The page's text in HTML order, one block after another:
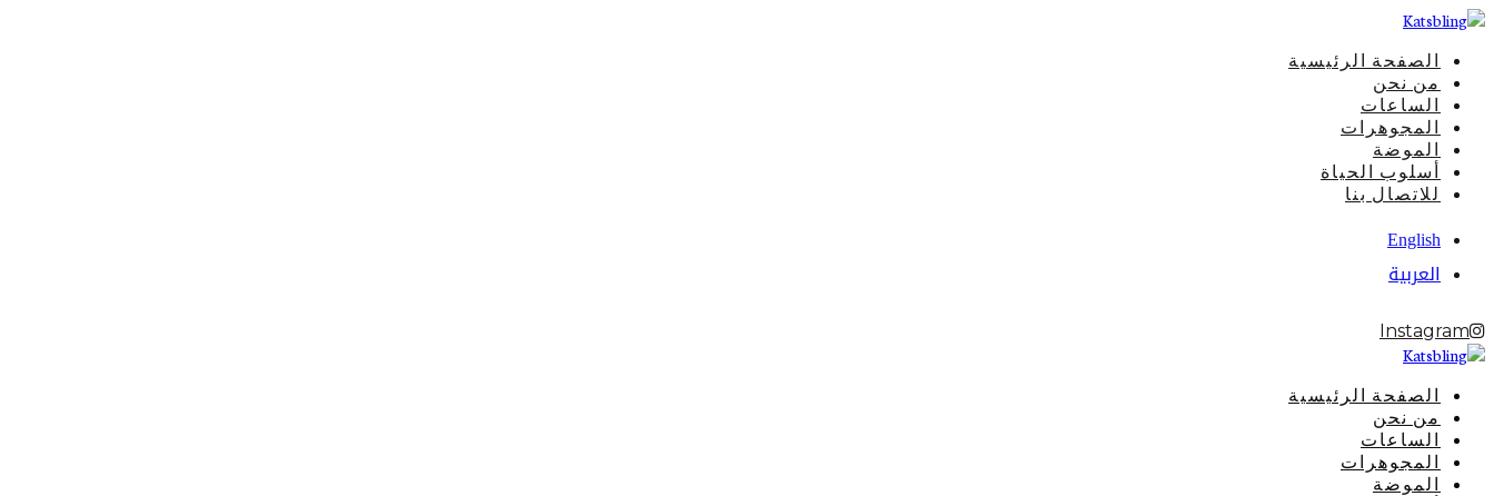
الصفحة الرئيسية
من نحن
الساعات
المجوهرات
الموضة
أسلوب الحياة
للاتصال بنا
English
العربية
Instagram
الصفحة الرئيسية
من نحن
الساعات
المجوهرات
الموضة